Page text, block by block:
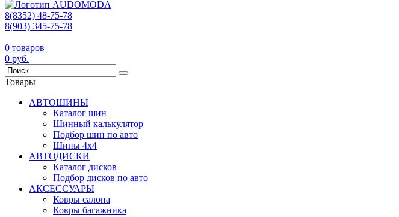
8(8352) 48-75-78
8(903) 345-75-78
0 товаров
0 руб.
Товары
АВТОШИНЫ
Каталог шин
Шинный калькулятор
Подбор шин по авто
Шины 4x4
АВТОДИСКИ
Каталог дисков
Подбор дисков по авто
АКСЕССУАРЫ
Ковры салона
Ковры багажника